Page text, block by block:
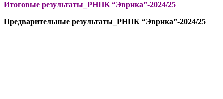
Итоговые результаты_РНПК “Эврика”-2024/25
Предварительные результаты_РНПК “Эврика”-2024/25